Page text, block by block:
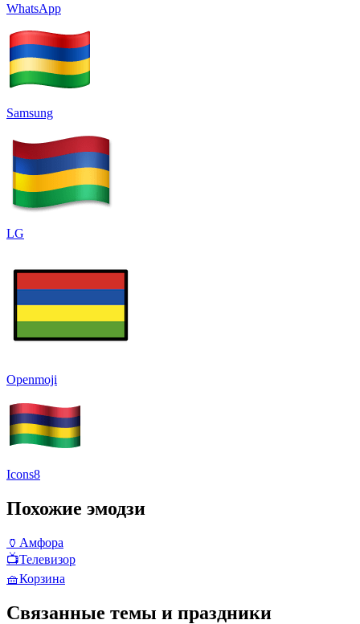
WhatsApp
Samsung
LG
Openmoji
Icons8
Похожие эмодзи
🏺 Амфора
📺Телевизор
🧺Корзина
Связанные темы и праздники